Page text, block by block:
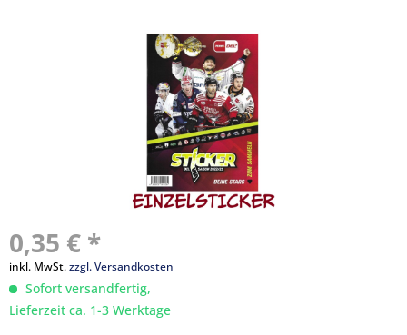
0,35 € *
inkl. MwSt.zzgl. Versandkosten
Sofort versandfertig,
Lieferzeit ca. 1-3 Werktage